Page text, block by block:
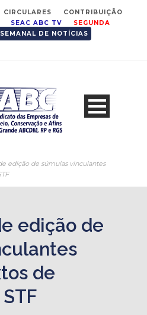
CIRCULARES
CONTRIBUIÇÃO
SEAC ABC TV
SEGUNDA
DE NOTÍCIAS
edição de súmulas vinculantes
edição de
de